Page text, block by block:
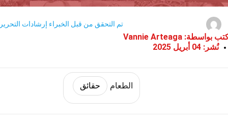
بواسطة:Vannie Arteaga
نُشر:04 أبريل 2025
تم التحقق من قبل الخبراء إرشادات التحرير
الطعام حقائق